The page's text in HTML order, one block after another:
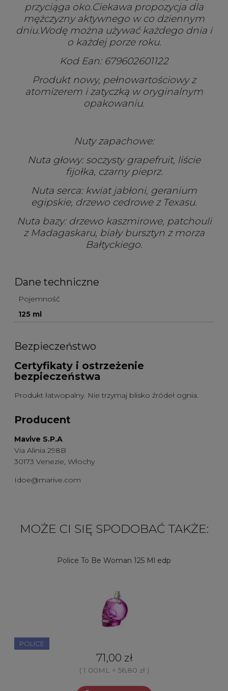
przyciąga oko.Ciekawa propozycja dla
mężczyzny aktywnego w co dziennym
dniu.Wodę można używać każdego dnia i
o każdej porze roku.
Kod Ean: 679602601122
Produkt nowy, pełnowartościowy z
atomizerem i zatyczką w oryginalnym
opakowaniu.
Nuty zapachowe:
Nuta głowy: soczysty grapefruit, liście
fijołka, czarny pieprz.
Nuta serca: kwiat jabłoni, geranium
egipskie, drzewo cedrowe z Texasu.
Nuta bazy: drzewo kaszmirowe, patchouli
z Madagaskaru, biały bursztyn z morza
Bałtyckiego.
Dane techniczne
Pojemność
125 ml
Bezpieczeństwo
Certyfikaty i ostrzeżenie
bezpieczeństwa
Produkt łatwopalny. Nie trzymaj blisko źródeł ognia.
Producent
Mavive S.P.A
Via Alinia 298B
30173 Venezie, Włochy
Idoe@marive.com
MOŻE CI SIĘ SPODOBAĆ TAKŻE:
Police To Be Woman 125 Ml edp
POLICE
71,00 zł
( 1 00ML = 56,80 zł )